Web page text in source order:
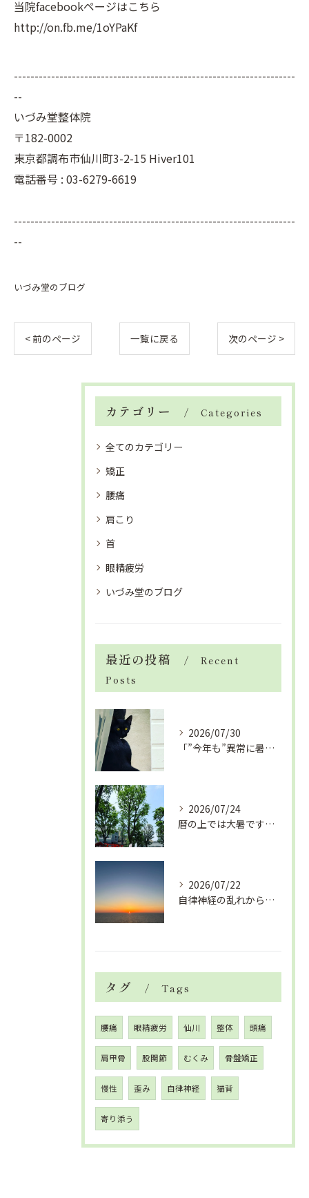
当院facebookページはこちら
http://on.fb.me/1oYPaKf
--------------------------------------------------------------------
--
いづみ堂整体院
〒182-0002
東京都調布市仙川町3-2-15 Hiver101
電話番号 : 03-6279-6619
--------------------------------------------------------------------
--
いづみ堂のブログ
< 前のページ 一覧に戻る 次のページ >
カテゴリー Categories
全てのカテゴリー
矯正
腰痛
肩こり
首
眼精疲労
いづみ堂のブログ
最近の投稿
Recent
Posts
2026/07/30
「”今年も”異常に暑い夏」酷暑+冷房＝夏風邪、腰痛、ひざの痛...
2026/07/24
暦の上では大暑です！腰痛や肩こりから来る頭痛
2026/07/22
自律神経の乱れから生活習慣病、血液循環の滞り
タグ Tags
腰痛 眼精疲労 仙川 整体 頭痛
肩甲骨 股関節 むくみ 骨盤矯正
慢性 歪み 自律神経 猫背
寄り添う